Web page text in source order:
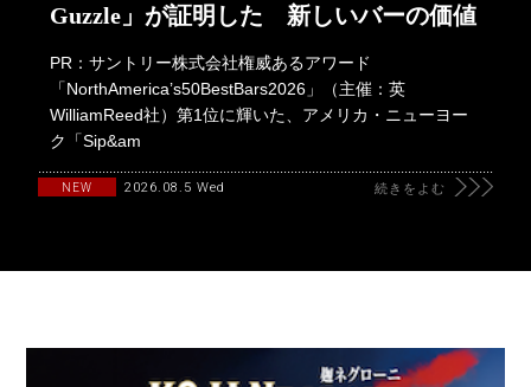
Guzzle」が証明した 新しいバーの価値
PR：サントリー株式会社権威あるアワード
「NorthAmerica’s50BestBars2026」（主催：英
WilliamReed社）第1位に輝いた、アメリカ・ニューヨー
ク「Sip&am
NEW 2026.08.5 Wed 続きをよむ